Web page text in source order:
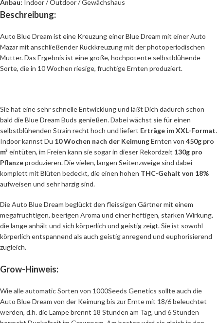
Anbau: Indoor / Outdoor / Gewächshaus
Beschreibung:
Auto Blue Dream ist eine Kreuzung einer Blue Dream mit einer Auto
Mazar mit anschließender Rückkreuzung mit der photoperiodischen
Mutter. Das Ergebnis ist eine große, hochpotente selbstblühende
Sorte, die in 10 Wochen riesige, fruchtige Ernten produziert.
Sie hat eine sehr schnelle Entwicklung und läßt Dich dadurch schon
bald die Blue Dream Buds genießen. Dabei wächst sie für einen
selbstblühenden Strain recht hoch und liefert Erträge im XXL-Format.
Indoor kannst Du 10 Wochen nach der KeimungErnten von 450g pro
m² eintüten, im Freien kann sie sogar in dieser Rekordzeit 130g pro
Pflanzeproduzieren. Die vielen, langen Seitenzweige sind dabei
komplett mit Blüten bedeckt, die einen hohen THC-Gehalt von 18%
aufweisen und sehr harzig sind.
Die Auto Blue Dream beglückt den fleissigen Gärtner mit einem
megafruchtigen, beerigen Aroma und einer heftigen, starken Wirkung,
die lange anhält und sich körperlich und geistig zeigt. Sie ist sowohl
körperlich entspannend als auch geistig anregend und euphorisierend
zugleich.
Grow-Hinweis:
Wie alle automatic Sorten von 1000Seeds Genetics sollte auch die
Auto Blue Dream von der Keimung bis zur Ernte mit 18/6 beleuchtet
werden, d.h. die Lampe brennt 18 Stunden am Tag, und 6 Stunden